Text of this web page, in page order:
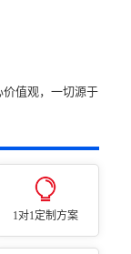
值观，一切源于
1对1定制方案